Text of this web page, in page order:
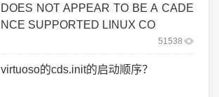
DOES NOT APPEAR TO BE A CADE
NCE SUPPORTED LINUX CO
51538
virtuoso的cds.init的启动顺序？